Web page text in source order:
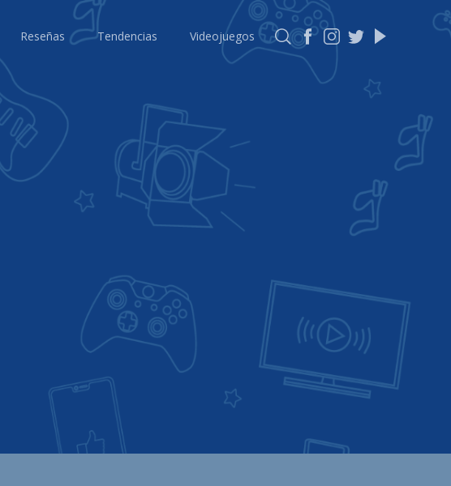
Reseñas Tendencias Videojuegos